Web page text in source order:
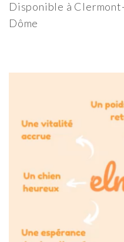
Disponible à
Dôme